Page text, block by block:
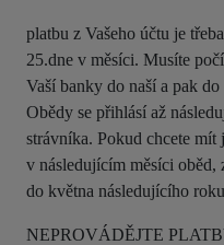
platbu z Vašeho účtu je
25.dne v měsíci. Musíte
Vaší banky do naší a pak do
Obědy se přihlásí až
strávníka. Pokud chcete mít
v následujícím měsíci oběd,
do května následujícího
NEPROVÁDĚJTE